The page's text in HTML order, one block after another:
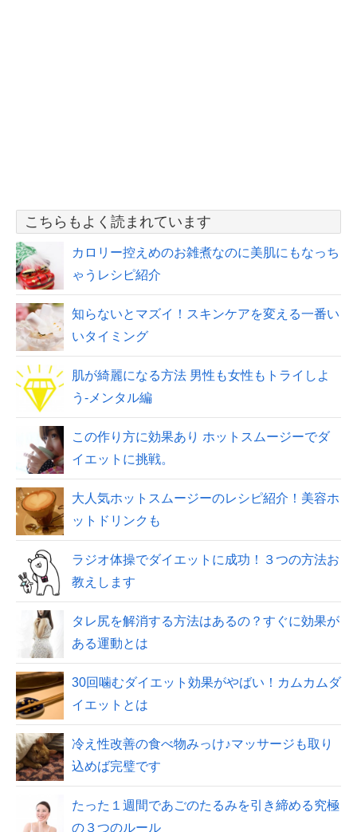
こちらもよく読まれています
カロリー控えめのお雑煮なのに美肌にもなっち
ゃうレシピ紹介
知らないとマズイ！スキンケアを変える一番い
いタイミング
肌が綺麗になる方法 男性も女性もトライしよ
う-メンタル編
この作り方に効果あり ホットスムージーでダ
イエットに挑戦。
大人気ホットスムージーのレシピ紹介！美容ホ
ットドリンクも
ラジオ体操でダイエットに成功！３つの方法お
教えします
タレ尻を解消する方法はあるの？すぐに効果が
ある運動とは
30回噛むダイエット効果がやばい！カムカムダ
イエットとは
冷え性改善の食べ物みっけ♪マッサージも取り
込めば完璧です
たった１週間であごのたるみを引き締める究極
の３つのルール